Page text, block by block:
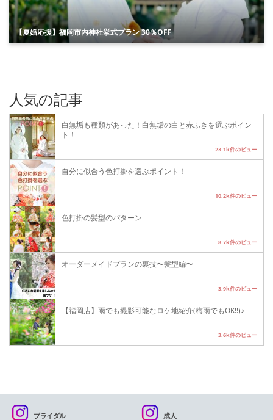
【夏婚応援】福岡市内神社挙式プラン 30％OFF
人気の記事
白無垢も種類があった！白無垢の白と赤ふきを選ぶポイン
ト！
23.1k件のビュー
自分に似合う色打掛を選ぶポイント！
10.2k件のビュー
色打掛の髪型のパターン
8.7k件のビュー
オーダーメイドプランの裏技〜髪型編〜
3.9k件のビュー
【福岡店】雨でも撮影可能なロケ地紹介(梅雨でもOK!!)♪
3.6k件のビュー
ブライダル 成人